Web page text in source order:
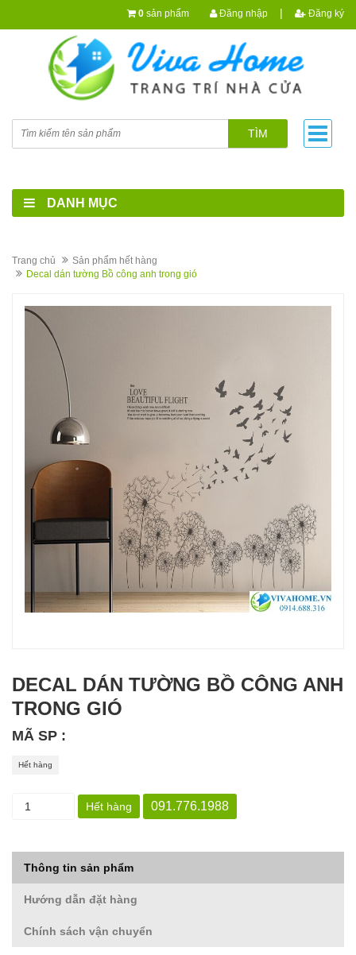
0 sản phẩm Đăng nhập | Đăng ký
TÌM
DANH MỤC
Trang chủ
Sản phẩm hết hàng
Decal dán tường Bồ công anh trong gió
DECAL DÁN TƯỜNG BỒ CÔNG ANH
TRONG GIÓ
MÃ SP :
Hết hàng
Hết hàng 091.776.1988
Thông tin sản phẩm
Hướng dẫn đặt hàng
Chính sách vận chuyển